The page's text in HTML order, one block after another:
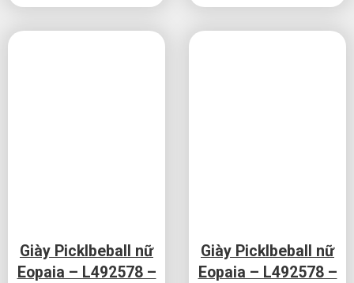
Giày Picklbeball nữ
Eopaia – L492578 –
Giày Picklbeball nữ
Eopaia – L492578 –